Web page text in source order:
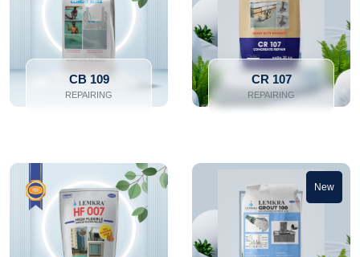
CB 109
REPAIRING
CR 107
REPAIRING
New